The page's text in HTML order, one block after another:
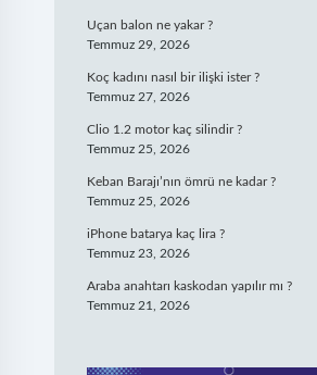
Uçan balon ne yakar ?
Temmuz 29, 2026
Koç kadını nasıl bir ilişki ister ?
Temmuz 27, 2026
Clio 1.2 motor kaç silindir ?
Temmuz 25, 2026
Keban Barajı’nın ömrü ne kadar ?
Temmuz 25, 2026
iPhone batarya kaç lira ?
Temmuz 23, 2026
Araba anahtarı kaskodan yapılır mı ?
Temmuz 21, 2026